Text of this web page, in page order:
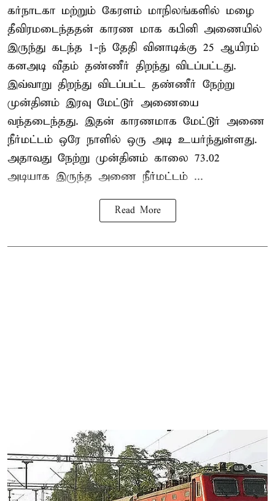
கர்நாடகா மற்றும் கேரளம் மாநிலங்களில் மழை
தீவிரமடைந்ததன் காரண மாக கபினி அணையில்
இருந்து கடந்த 1-ந் தேதி வினாடிக்கு 25 ஆயிரம்
கனஅடி வீதம் தண்ணீர் திறந்து விடப்பட்டது.
இவ்வாறு திறந்து விடப்பட்ட தண்ணீர் நேற்று
முன்தினம் இரவு மேட்டூர் அணையை
வந்தடைந்தது. இதன் காரணமாக மேட்டூர் அணை
நீர்மட்டம் ஒரே நாளில் ஒரு அடி உயர்ந்துள்ளது.
அதாவது நேற்று முன்தினம் காலை 73.02
அடியாக இருந்த அணை நீர்மட்டம் ...
Read More